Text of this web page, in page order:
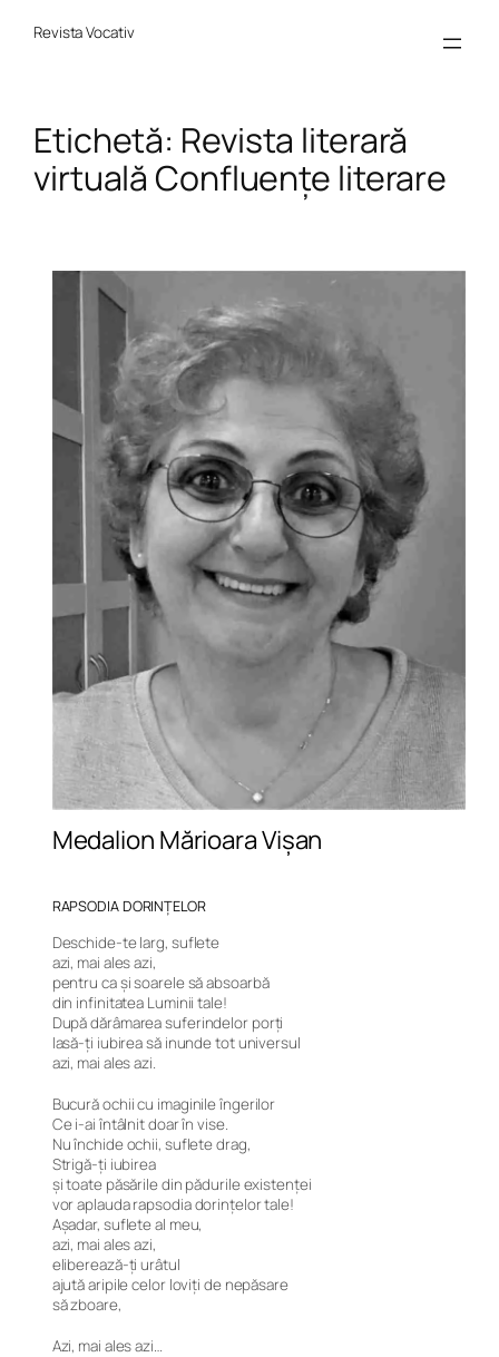
Revista Vocativ
Etichetă: Revista literară
virtuală Confluențe literare
Medalion Mărioara Vișan
RAPSODIA DORINȚELOR
Deschide-te larg, suflete
azi, mai ales azi,
pentru ca și soarele să absoarbă
din infinitatea Luminii tale!
După dărâmarea suferindelor porți
lasă-ți iubirea să inunde tot universul
azi, mai ales azi.
Bucură ochii cu imaginile îngerilor
Ce i-ai întâlnit doar în vise.
Nu închide ochii, suflete drag,
Strigă-ți iubirea
și toate păsările din pădurile existenței
vor aplauda rapsodia dorințelor tale!
Așadar, suflete al meu,
azi, mai ales azi,
eliberează-ți urâtul
ajută aripile celor loviți de nepăsare
să zboare,
Azi, mai ales azi…